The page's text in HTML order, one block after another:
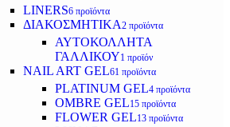
LINERS6 προϊόντα
ΔΙΑΚΟΣΜΗΤΙΚΑ2 προϊόντα
ΑΥΤΟΚΟΛΛΗΤΑ
ΓΑΛΛΙΚΟΥ1 προϊόν
NAIL ART GEL61 προϊόντα
PLATINUM GEL4 προϊόντα
OMBRE GEL15 προϊόντα
FLOWER GEL13 προϊόντα